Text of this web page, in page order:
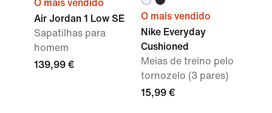
O mais vendido
Air Jordan 1 Low SE
Sapatilhas para
homem
139,99 €
O mais vendido
Nike Everyday
Cushioned
Meias de treino pelo
tornozelo (3 pares)
15,99 €